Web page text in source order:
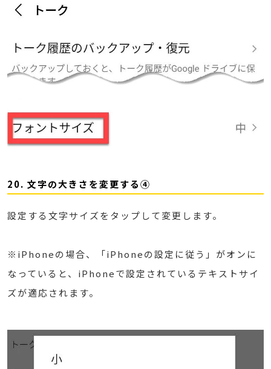
20. 文字の大きさを変更する④
設定する文字サイズをタップして変更します。
※iPhoneの場合、「iPhoneの設定に従う」がオンに
なっていると、iPhoneで設定されているテキストサイ
ズが適応されます。